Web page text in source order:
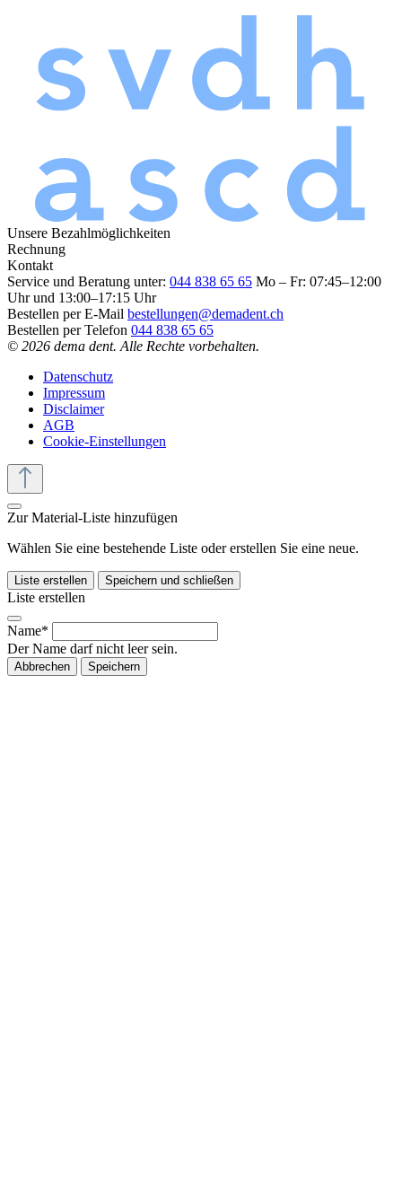
Unsere Bezahlmöglichkeiten
Rechnung
Kontakt
Service und Beratung unter: 044 838 65 65 Mo – Fr: 07:45–12:00
Uhr und 13:00–17:15 Uhr
Bestellen per E-Mail bestellungen@demadent.ch
Bestellen per Telefon 044 838 65 65
© 2026 dema dent. Alle Rechte vorbehalten.
Datenschutz
Impressum
Disclaimer
AGB
Cookie-Einstellungen
Zur Material-Liste hinzufügen
Wählen Sie eine bestehende Liste oder erstellen Sie eine neue.
Liste erstellen Speichern und schließen
Liste erstellen
Name*
Der Name darf nicht leer sein.
Abbrechen Speichern